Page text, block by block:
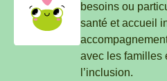
besoins ou
santé et accueil
avec les familles
l’inclusion.